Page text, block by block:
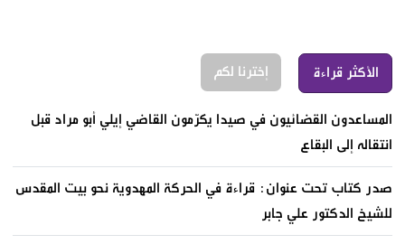
الأكثر قراءة إخترنا لكم
المساعدون القضائيون في صيدا يكرّمون القاضي إيلي أبو مراد قبل
انتقاله إلى البقاع
صدر كتاب تحت عنوان: قراءة في الحركة المهدوية نحو بيت المقدس
للشيخ الدكتور علي جابر